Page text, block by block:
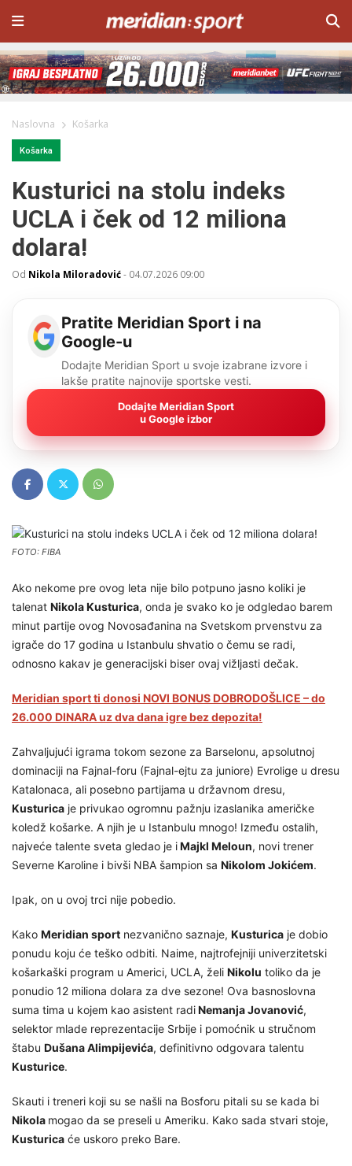
Naslovna Košarka
Košarka
Kusturici na stolu indeks
UCLA i ček od 12 miliona
dolara!
Od Nikola Miloradović- 04.07.2026 09:00
Pratite Meridian Sport i na
Google-u
Dodajte Meridian Sport u svoje izabrane izvore i
lakše pratite najnovije sportske vesti.
Dodajte Meridian Sport
u Google izbor
FOTO: FIBA
Ako nekome pre ovog leta nije bilo potpuno jasno koliki je
talenat Nikola Kusturica, onda je svako ko je odgledao barem
minut partije ovog Novosađanina na Svetskom prvenstvu za
igrače do 17 godina u Istanbulu shvatio o čemu se radi,
odnosno kakav je generacijski biser ovaj vižljasti dečak.
Meridian sport ti donosi NOVI BONUS DOBRODOŠLICE – do
26.000 DINARA uz dva dana igre bez depozita!
Zahvaljujući igrama tokom sezone za Barselonu, apsolutnoj
dominaciji na Fajnal-foru (Fajnal-ejtu za juniore) Evrolige u dresu
Katalonaca, ali posebno partijama u državnom dresu,
Kusturica je privukao ogromnu pažnju izaslanika američke
koledž košarke. A njih je u Istanbulu mnogo! Između ostalih,
najveće talente sveta gledao je iMajkl Meloun, novi trener
Severne Karoline i bivši NBA šampion sa Nikolom Jokićem.
Ipak, on u ovoj trci nije pobedio.
Kako Meridian sport nezvanično saznaje, Kusturica je dobio
ponudu koju će teško odbiti. Naime, najtrofejniji univerzitetski
košarkaški program u Americi, UCLA, želi Nikolu toliko da je
ponudio 12 miliona dolara za dve sezone! Ova basnoslovna
suma tima u kojem kao asistent radiNemanja Jovanović,
selektor mlade reprezentacije Srbije i pomoćnik u stručnom
štabu Dušana Alimpijevića, definitivno odgovara talentu
Kusturice.
Skauti i treneri koji su se našli na Bosforu pitali su se kada bi
Nikola mogao da se preseli u Ameriku. Kako sada stvari stoje,
Kusturica će uskoro preko Bare.